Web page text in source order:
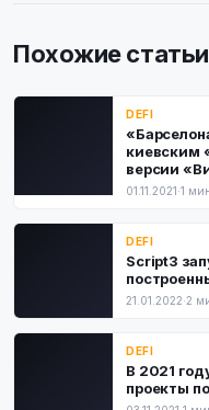
Похожие статьи
DEFI
киевским
версии
01.11.2021·1 мин.
DEFI
Script3
21.01.2022·2
DEFI
В 2021
проекты